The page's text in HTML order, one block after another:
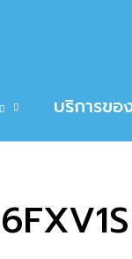
บริการขอ